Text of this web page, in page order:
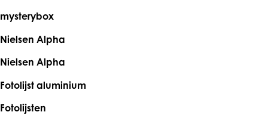
mysterybox
Nielsen Alpha
Nielsen Alpha
Fotolijst aluminium
Fotolijsten